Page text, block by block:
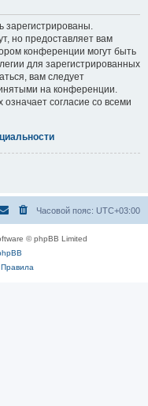
но предоставляет вам
конференции могут быть
для зарегистрированных
вам следует
на конференции.
согласие со всеми
Часовой пояс: UTC+03:00
© phpBB Limited
Правила